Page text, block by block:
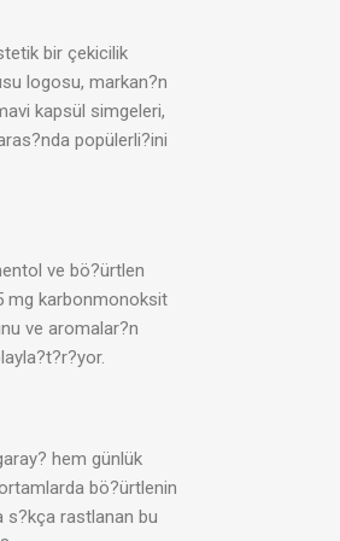
bir çekicilik
logosu, markan?n
kapsül simgeleri,
popülerli?ini
ve bö?ürtlen
mg karbonmonoksit
ve aromalar?n
hem günlük
bö?ürtlenin
s?kça rastlanan bu